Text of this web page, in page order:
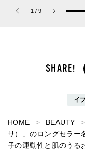
パルファム」
1 / 9
イ
HOME BEAUTY
サ）」のロングセラー
子の運動性と肌のうる